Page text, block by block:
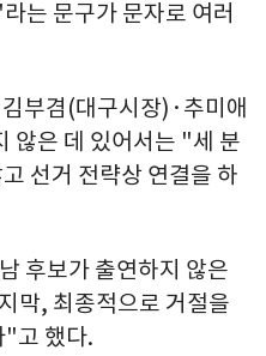
는 문구가 문자로 여러
부겸(대구시장)·추미애
않은 데 있어서는 "세 분
선거 전략상 연결을 하
후보가 출연하지 않은
막, 최종적으로 거절을
"고 했다.